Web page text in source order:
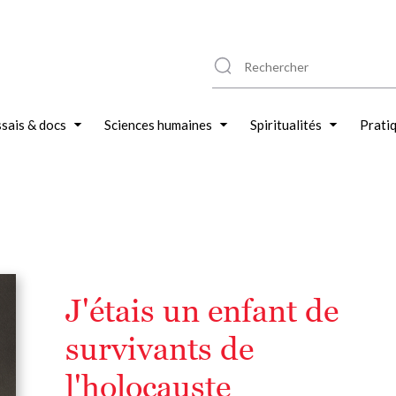
& docs Sciences humaines Spiritualités
J'étais un enfant de
survivants de
l'holocauste